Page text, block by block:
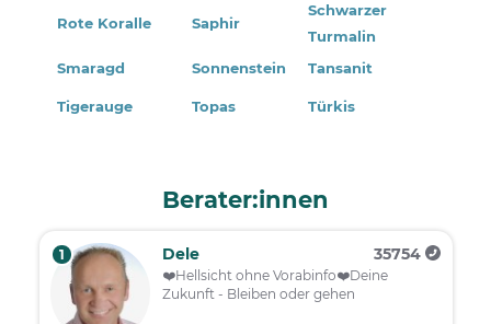
Rote Koralle Saphir
Schwarzer
Turmalin
Smaragd
Sonnenstein Tansanit
Tigerauge Topas Türkis
Berater:innen
1 Dele 35754
❤️️Hellsicht ohne Vorabinfo❤️️Deine
Zukunft - Bleiben oder gehen